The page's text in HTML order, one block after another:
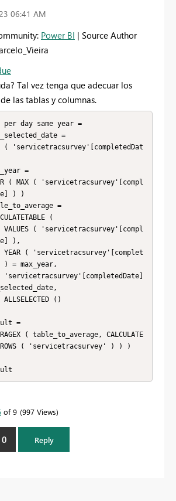
06:41 AM
Power BI | Source Author
Tal vez tenga que adecuar los
las tablas y columnas.
per day same year =
=
=
) )
=
),
) = max_year,
=
( 'servicetracsurvey' ) ) )
of 9 997 Views
0 Reply